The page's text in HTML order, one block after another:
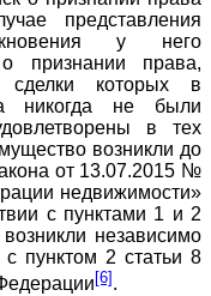
представления
у него
признании права,
которых в
никогда не были
в тех
возникли до
от 13.07.2015 №
недвижимости»
с пунктами 1 и 2
независимо
с пунктом 2 статьи 8
[6].